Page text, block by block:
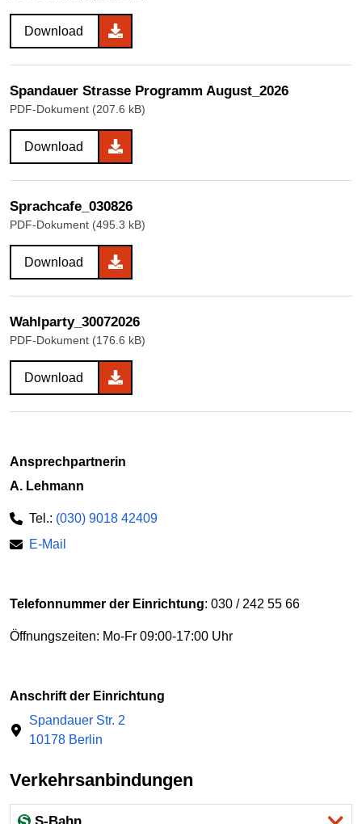
Download
Spandauer Strasse Programm August_2026
PDF-Dokument (207.6 kB)
Download
Sprachcafe_030826
PDF-Dokument (495.3 kB)
Download
Wahlparty_30072026
PDF-Dokument (176.6 kB)
Download
Ansprechpartnerin
A. Lehmann
Tel.: (030) 9018 42409
E-Mail
Telefonnummer der Einrichtung: 030 / 242 55 66
Öffnungszeiten: Mo-Fr 09:00-17:00 Uhr
Anschrift der Einrichtung
Spandauer Str. 2
10178 Berlin
Verkehrsanbindungen